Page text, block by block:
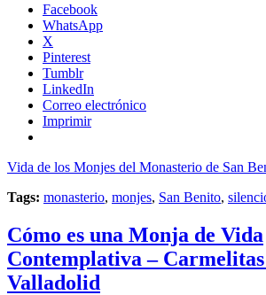
Facebook
WhatsApp
X
Pinterest
Tumblr
LinkedIn
Correo electrónico
Imprimir
Vida de los Monjes del Monasterio de San
Tags: monasterio, monjes, San Benito,
Cómo es una Monja de Vida
Contemplativa – Carmelitas
Valladolid